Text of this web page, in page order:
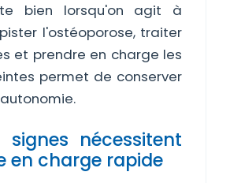
bien lorsqu'on agit à
l'ostéoporose, traiter
et prendre en charge les
permet de conserver
signes nécessitent
en charge rapide